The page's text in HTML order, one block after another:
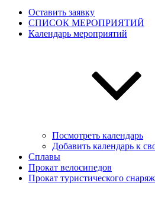
Оставить заявку
СПИСОК МЕРОПРИЯТИЙ
Календарь мероприятий
Посмотреть календарь
Добавить календарь к
Сплавы
Прокат велосипедов
Прокат туристического